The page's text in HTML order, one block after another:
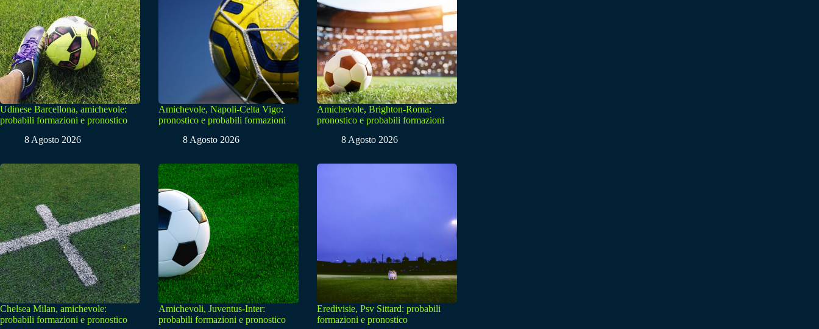
Udinese Barcellona, amichevole:
probabili formazioni e pronostico
8 Agosto 2026
Amichevole, Napoli-Celta Vigo:
pronostico e probabili formazioni
8 Agosto 2026
Amichevole, Brighton-Roma:
pronostico e probabili formazioni
8 Agosto 2026
Chelsea Milan, amichevole:
probabili formazioni e pronostico
Amichevoli, Juventus-Inter:
probabili formazioni e pronostico
Eredivisie, Psv Sittard: probabili
formazioni e pronostico